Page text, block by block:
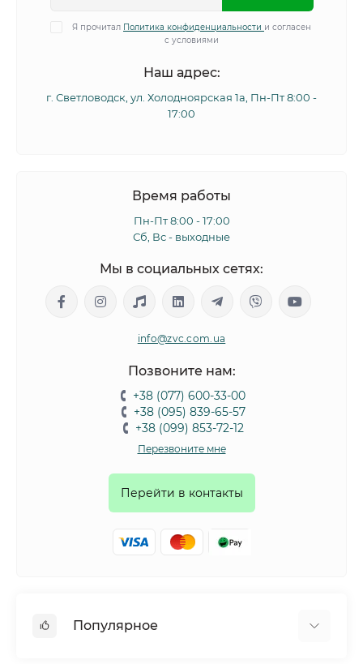
Я прочитал Политика конфиденциальности и согласен
с условиями
Наш адрес:
г. Светловодск, ул. Холодноярская 1а, Пн-Пт 8:00 -
17:00
Время работы
Пн-Пт 8:00 - 17:00
Сб, Вс - выходные
Мы в социальных сетях:
info@zvc.com.ua
Позвоните нам:
+38 (077) 600-33-00
+38 (095) 839-65-57
+38 (099) 853-72-12
Перезвоните мне
Перейти в контакты
Популярное